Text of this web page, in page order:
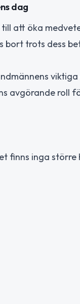
dag
att öka
trots dess
avgörande roll
finns inga